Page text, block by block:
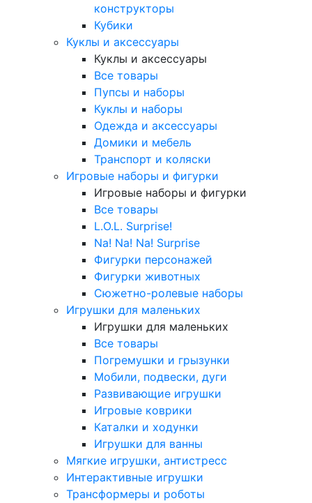
конструкторы
Кубики
Куклы и аксессуары
Куклы и аксессуары
Все товары
Пупсы и наборы
Куклы и наборы
Одежда и аксессуары
Домики и мебель
Транспорт и коляски
Игровые наборы и фигурки
Игровые наборы и фигурки
Все товары
L.O.L. Surprise!
Na! Na! Na! Surprise
Фигурки персонажей
Фигурки животных
Сюжетно-ролевые наборы
Игрушки для маленьких
Игрушки для маленьких
Все товары
Погремушки и грызунки
Мобили, подвески, дуги
Развивающие игрушки
Игровые коврики
Каталки и ходунки
Игрушки для ванны
Мягкие игрушки, антистресс
Интерактивные игрушки
Трансформеры и роботы